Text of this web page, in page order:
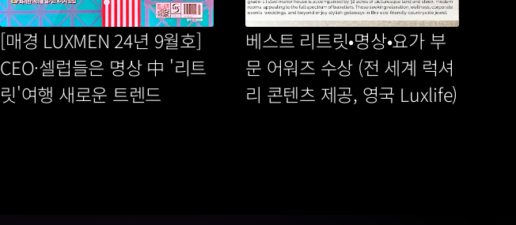
[매경 LUXMEN 24년 9월호]
CEO·셀럽들은 명상 中 '리트
릿'여행 새로운 트렌드
베스트 리트릿•명상•요가 부
문 어워즈 수상 (전 세계 럭셔
리 콘텐츠 제공, 영국 Luxlife)